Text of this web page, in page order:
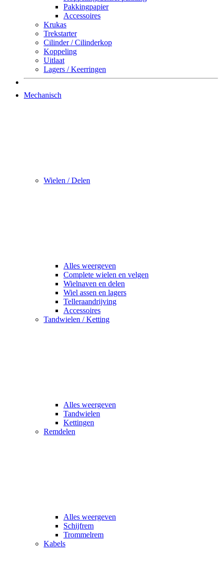
Pakkingpapier
Accessoires
Krukas
Trekstarter
Cilinder / Cilinderkop
Koppeling
Uitlaat
Lagers / Keerringen
Mechanisch
Wielen / Delen
Alles weergeven
Complete wielen en velgen
Wielnaven en delen
Wiel assen en lagers
Telleraandrijving
Accessoires
Tandwielen / Ketting
Alles weergeven
Tandwielen
Kettingen
Remdelen
Alles weergeven
Schijfrem
Trommelrem
Kabels